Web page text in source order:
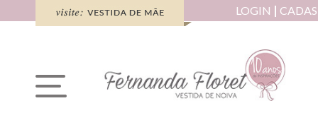
LOGIN